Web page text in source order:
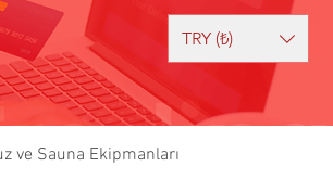
TRY (₺)
ve Sauna Ekipmanları